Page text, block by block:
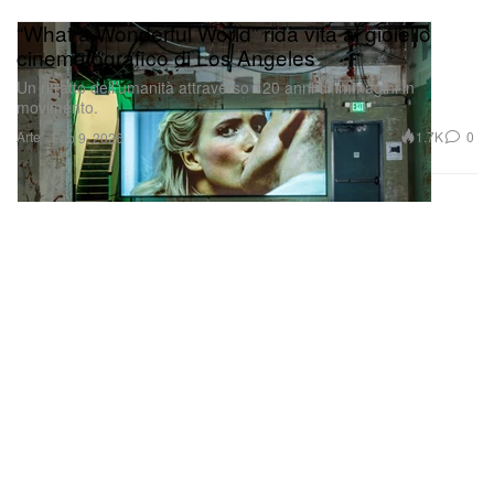
Arte
“What a Wonderful World” ridà vita al gioiello
cinematografico di Los Angeles
Un ritratto dell’umanità attraverso 120 anni di immagini in
movimento.
Feb 9, 2026 1.7K 0